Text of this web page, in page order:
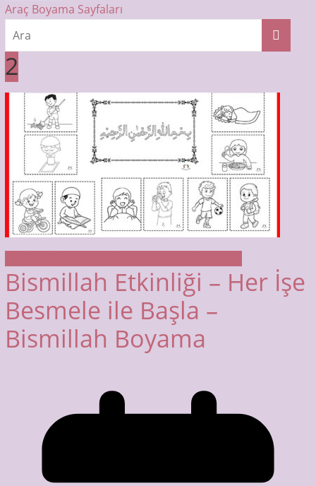
Araç Boyama Sayfaları
2
Bismillah Etkinliği – Her İşe
Besmele ile Başla –
Bismillah Boyama